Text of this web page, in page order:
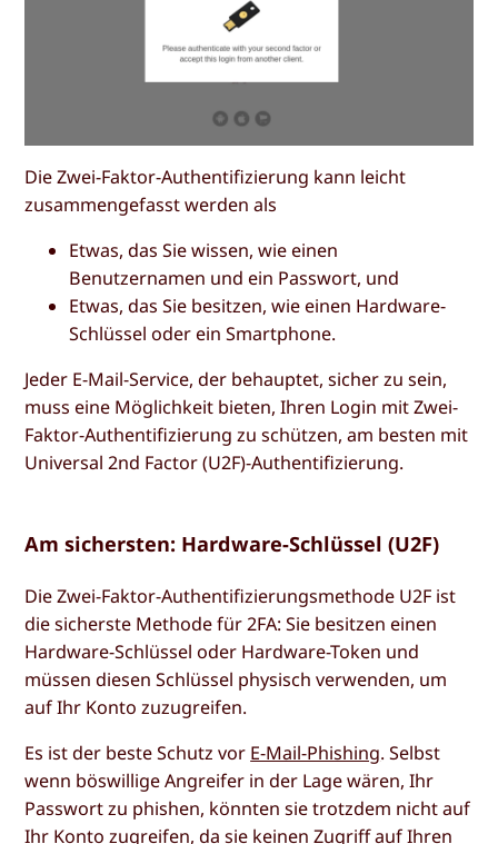
Die Zwei-Faktor-Authentifizierung kann leicht
zusammengefasst werden als
Etwas, das Sie wissen, wie einen
Benutzernamen und ein Passwort, und
Etwas, das Sie besitzen, wie einen Hardware-
Schlüssel oder ein Smartphone.
Jeder E-Mail-Service, der behauptet, sicher zu sein,
muss eine Möglichkeit bieten, Ihren Login mit Zwei-
Faktor-Authentifizierung zu schützen, am besten mit
Universal 2nd Factor (U2F)-Authentifizierung.
Am sichersten: Hardware-Schlüssel (U2F)
Die Zwei-Faktor-Authentifizierungsmethode U2F ist
die sicherste Methode für 2FA: Sie besitzen einen
Hardware-Schlüssel oder Hardware-Token und
müssen diesen Schlüssel physisch verwenden, um
auf Ihr Konto zuzugreifen.
Es ist der beste Schutz vor E-Mail-Phishing. Selbst
wenn böswillige Angreifer in der Lage wären, Ihr
Passwort zu phishen, könnten sie trotzdem nicht auf
Ihr Konto zugreifen, da sie keinen Zugriff auf Ihren